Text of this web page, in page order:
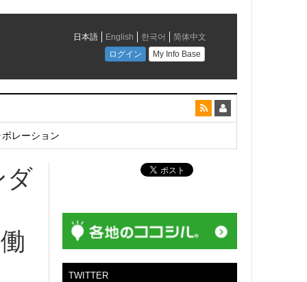
レーション
ダ
TWITTER